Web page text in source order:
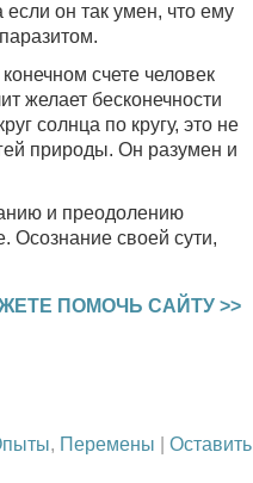
он так умен, что ему
счете человек
желает бесконечности
солнца по кругу, это не
природы. Он разумен и
и преодолению
Осознание своей сути,
ПОМОЧЬ САЙТУ >>
, Перемены
Оставить